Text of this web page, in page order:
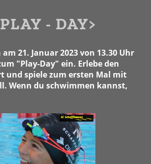
- DAY>
21. Januar 2023 von 13.30 Uhr
"Play-Day" ein. Erlebe den
und spiele zum ersten Mal mit
Wenn du schwimmen kannst,